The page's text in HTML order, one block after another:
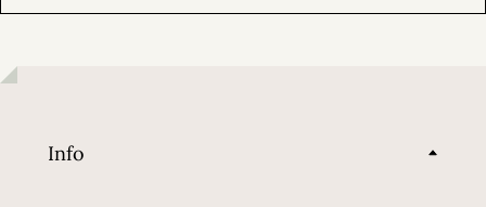
Info